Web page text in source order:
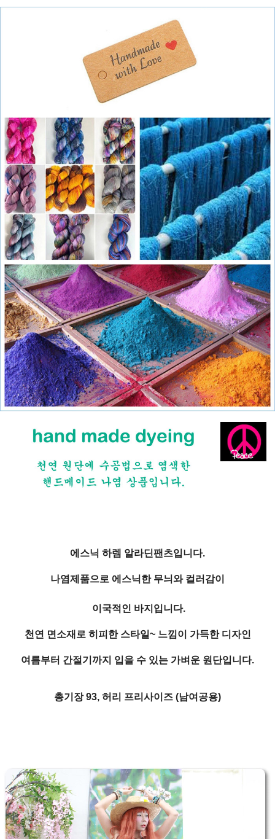
에스닉 하렘 알라딘팬츠입니다.
나염제품으로 에스닉한 무늬와 컬러감이
이국적인 바지입니다.
천연 면소재로 히피한 스타일~ 느낌이 가득한 디자인
여름부터 간절기까지 입을 수 있는 가벼운 원단입니다.
총기장 93, 허리 프리사이즈 (남여공용)